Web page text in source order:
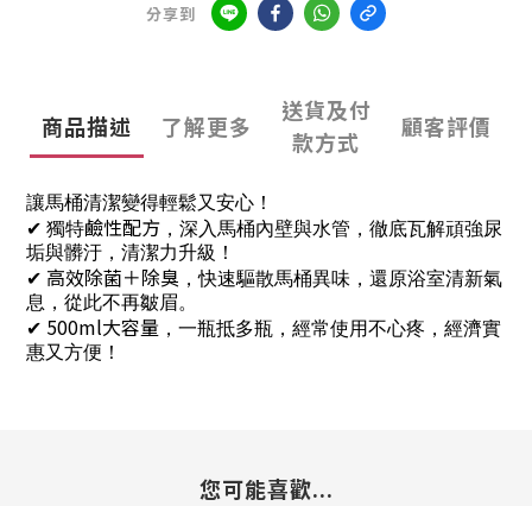
分享到
商品描述 了解更多
送貨及付
款方式
顧客評價
讓馬桶清潔變得輕鬆又安心！
✔ 獨特鹼性配方 ，深入馬桶內壁與水管，徹底瓦解頑強尿
垢與髒汙，清潔力升級！
✔ 高效除菌＋除臭 ，快速驅散馬桶異味，還原浴室清新氣
息，從此不再皺眉。
✔ 500ml大容量 ，一瓶抵多瓶，經常使用不心疼，經濟實
惠又方便！
您可能喜歡...